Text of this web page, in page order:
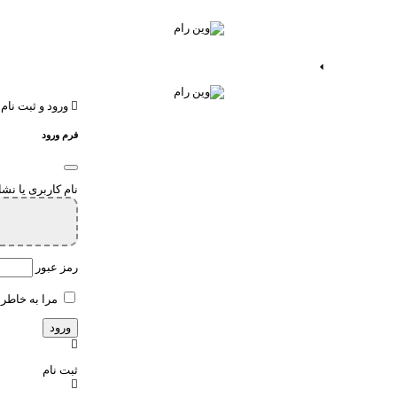
ورود و ثبت نام
فرم ورود
نام کاربری یا
رمز عبور
مرا به خاطر
ثبت نام